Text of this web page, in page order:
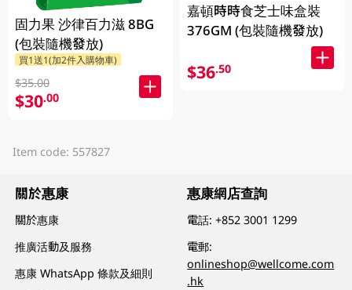
固力果 沙律百力滋 8BG
(包裝隨機發放)
買1送1(加2件入購物車)
$35.00
$30.00
嘉頓時時食芝士味盒裝
376GM (包裝隨機發放)
$36.50
Item code: 557827
關於惠康
關於惠康
推廣活動及服務
惠康 WhatsApp 條款及細則
惠康網店查詢
電話:+852 3001 1299
電郵:
onlineshop@wellcome.com
.hk